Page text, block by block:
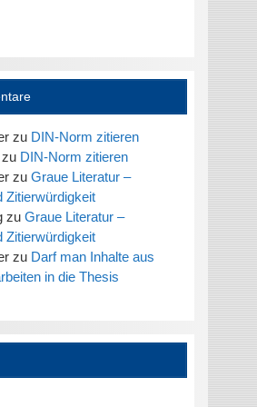
zu DIN-Norm zitieren
DIN-Norm zitieren
zu Graue Literatur –
Zitierwürdigkeit
zu Graue Literatur –
Zitierwürdigkeit
zu Darf man Inhalte aus
in die Thesis